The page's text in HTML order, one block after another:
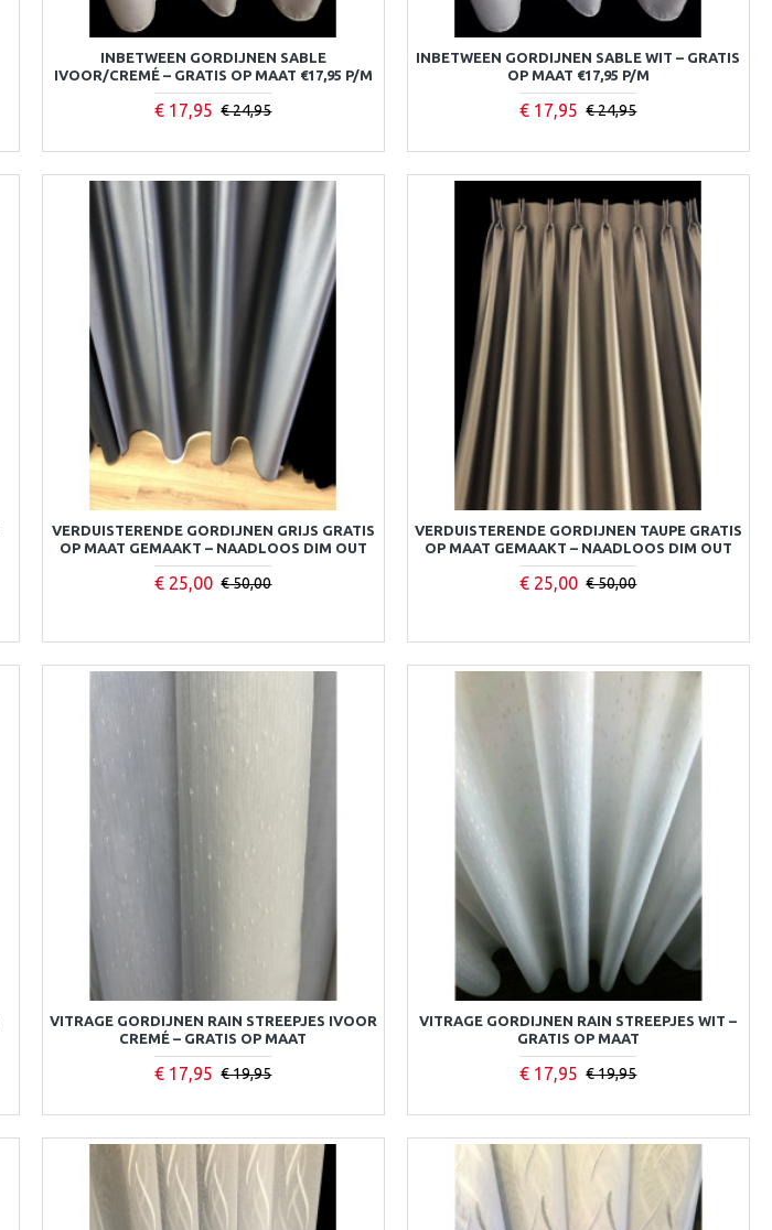
INBETWEEN GORDIJNEN SABLE
IVOOR/CREMÉ – GRATIS OP MAAT €17,95 P/M
€ 17,95 € 24,95
INBETWEEN GORDIJNEN SABLE WIT – GRATIS
OP MAAT €17,95 P/M
€ 17,95 € 24,95
VERDUISTERENDE GORDIJNEN GRIJS GRATIS
OP MAAT GEMAAKT – NAADLOOS DIM OUT
€ 25,00 € 50,00
VERDUISTERENDE GORDIJNEN TAUPE GRATIS
OP MAAT GEMAAKT – NAADLOOS DIM OUT
€ 25,00 € 50,00
VITRAGE GORDIJNEN RAIN STREEPJES IVOOR
CREMÉ – GRATIS OP MAAT
€ 17,95 € 19,95
VITRAGE GORDIJNEN RAIN STREEPJES WIT –
GRATIS OP MAAT
€ 17,95 € 19,95